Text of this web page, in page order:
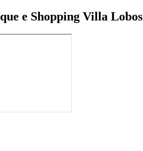
e Shopping Villa Lobos